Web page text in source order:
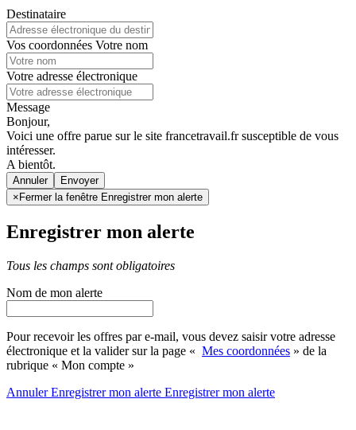
Destinataire
Vos coordonnées Votre nom
Votre adresse électronique
Message
Bonjour,
Voici une offre parue sur le site francetravail.fr susceptible de vous
intéresser.
A bientôt.
Annuler
× Fermer la fenêtre Enregistrer mon alerte
Enregistrer mon alerte
Tous les champs sont obligatoires
Nom de mon alerte
Pour recevoir les offres par e-mail, vous devez saisir votre adresse
électronique et la valider sur la page « Mes coordonnées » de la
rubrique « Mon compte »
AnnulerEnregistrer mon alerte Enregistrermon alerte